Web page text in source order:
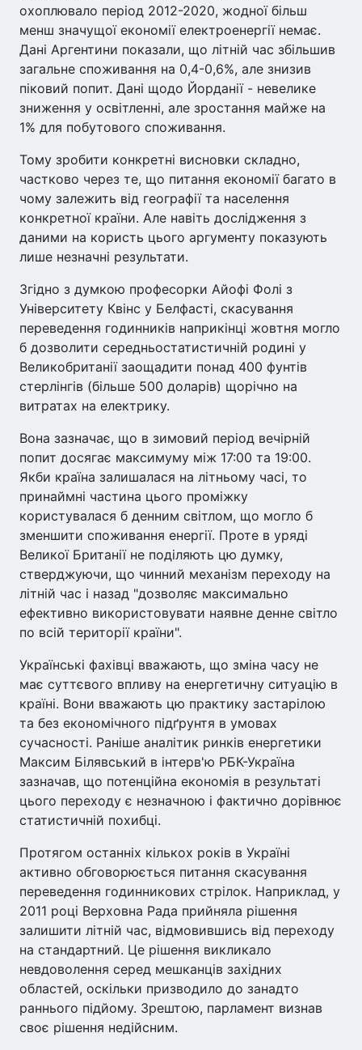
охоплювало період 2012-2020, жодної більш
менш значущої економії електроенергії немає.
Дані Аргентини показали, що літній час збільшив
загальне споживання на 0,4-0,6%, але знизив
піковий попит. Дані щодо Йорданії - невелике
зниження у освітленні, але зростання майже на
1% для побутового споживання.
Тому зробити конкретні висновки складно,
частково через те, що питання економії багато в
чому залежить від географії та населення
конкретної країни. Але навіть дослідження з
даними на користь цього аргументу показують
лише незначні результати.
Згідно з думкою професорки Айофі Фолі з
Університету Квінс у Белфасті, скасування
переведення годинників наприкінці жовтня могло
б дозволити середньостатистичній родині у
Великобританії заощадити понад 400 фунтів
стерлінгів (більше 500 доларів) щорічно на
витратах на електрику.
Вона зазначає, що в зимовий період вечірній
попит досягає максимуму між 17:00 та 19:00.
Якби країна залишалася на літньому часі, то
принаймні частина цього проміжку
користувалася б денним світлом, що могло б
зменшити споживання енергії. Проте в уряді
Великої Британії не поділяють цю думку,
стверджуючи, що чинний механізм переходу на
літній час і назад "дозволяє максимально
ефективно використовувати наявне денне світло
по всій території країни".
Українські фахівці вважають, що зміна часу не
має суттєвого впливу на енергетичну ситуацію в
країні. Вони вважають цю практику застарілою
та без економічного підґрунтя в умовах
сучасності. Раніше аналітик ринків енергетики
Максим Білявський в інтерв'ю РБК-Україна
зазначав, що потенційна економія в результаті
цього переходу є незначною і фактично дорівнює
статистичній похибці.
Протягом останніх кількох років в Україні
активно обговорюється питання скасування
переведення годинникових стрілок. Наприклад, у
2011 році Верховна Рада прийняла рішення
залишити літній час, відмовившись від переходу
на стандартний. Це рішення викликало
невдоволення серед мешканців західних
областей, оскільки призводило до занадто
раннього підйому. Зрештою, парламент визнав
своє рішення недійсним.